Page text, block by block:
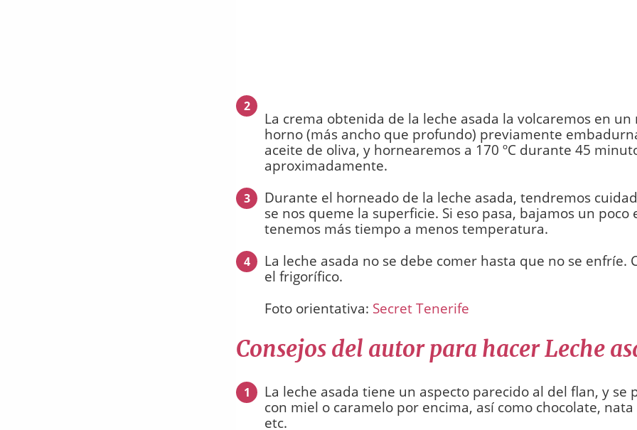
2
La crema obtenida de la leche asada la volcaremos en
horno (más ancho que profundo) previamente
aceite de oliva, y hornearemos a 170 ºC durante 45
aproximadamente.
3
Durante el horneado de la leche asada, tendremos
se nos queme la superficie. Si eso pasa, bajamos un poco
tenemos más tiempo a menos temperatura.
4
La leche asada no se debe comer hasta que no se enfríe.
el frigorífico.
Foto orientativa: Secret Tenerife
Consejos del autor para hacer Leche
1
La leche asada tiene un aspecto parecido al del flan, y se
con miel o caramelo por encima, así como chocolate,
etc.